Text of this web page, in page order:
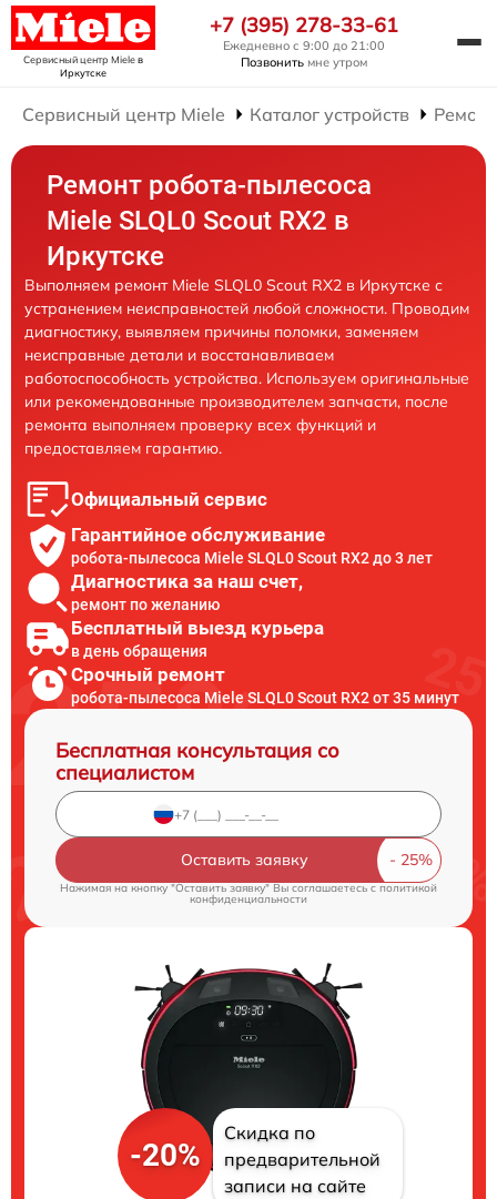
Сервисный центр Mieleв
Иркутске
+7 (395) 278-33-61
Ежедневно с 9:00 до 21:00
Позвонить мне утром
Сервисный центр Miele Каталог устройств
Ремонт робота-пылесоса
Miele SLQL0 Scout RX2 в
Иркутске
Выполняем ремонт Miele SLQL0 Scout RX2 в Иркутске с
устранением неисправностей любой сложности. Проводим
диагностику, выявляем причины поломки, заменяем
неисправные детали и восстанавливаем
работоспособность устройства. Используем оригинальные
или рекомендованные производителем запчасти, после
ремонта выполняем проверку всех функций и
предоставляем гарантию.
Официальный сервис
Гарантийное обслуживание
робота-пылесоса Miele SLQL0 Scout RX2 до 3 лет
Диагностика за наш счет,
ремонт по желанию
Бесплатный выезд курьера
в день обращения
Срочный ремонт
робота-пылесоса Miele SLQL0 Scout RX2 от 35 минут
Бесплатная консультация со
специалистом
Оставить заявку
Нажимая на кнопку "Оставить заявку" Вы соглашаетесь cполитикой
конфиденциальности
-20%
Скидка по
предварительной
записи на сайте